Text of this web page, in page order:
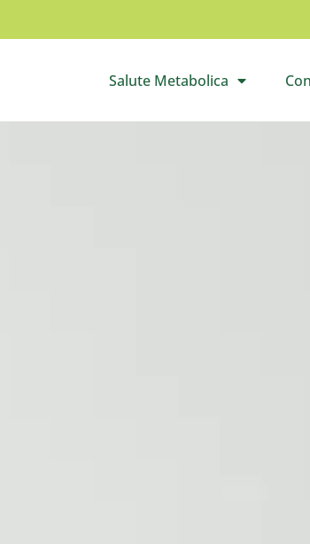
Apri il sottomenù
Salute Metabolica